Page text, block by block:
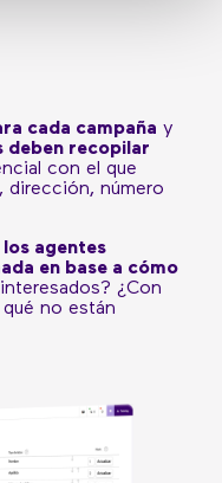
cada campaña y
deben recopilar
con el que
dirección, número
agentes
en base a cómo
¿Con
no están